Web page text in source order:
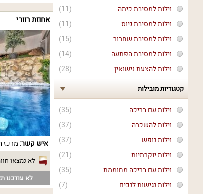
(11)
וילות למסיבת כיתה
(11)
וילות למסיבת גיוס
(15)
וילות למסיבת שחרור
(14)
וילות למסיבת הפתעה
(28)
וילות להצעת נישואין
קטגוריות מובילות
(35)
וילות עם בריכה
(37)
וילות להשכרה
(37)
וילות נופש
(21)
וילות יוקרתיות
(35)
וילות עם בריכה מחוממת
(7)
וילות נגישות לנכים
אחוזת רוורי
איש קשר: מרכז
לא נמצאו
לא עודכנו